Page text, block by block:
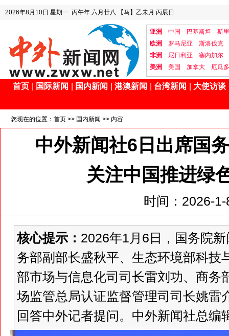
2026年8月10日 星期一 丙午年 六月廿八 【马】乙未月 丙辰日
亚洲 中国 巴基斯坦
斯
欧洲
罗马尼亚
斯洛伐克
非洲
尼日利亚
塞内加尔
美洲
美国 加拿大 厄瓜
首页 国际新闻 国内新闻 港澳新闻 台湾新闻 大使访谈
您现在的位置： 首页 >> 国内新闻 >> 内容
中外新闻社6日出席国
关注中国推进绿
时间：2026-
核心提示： 2026年1月6日，国务院
务部副部长盛秋平、生态环境部科技
部市场与信息化司司长雷刘功、商务
场监管总局认证监督管理司司长姚雷
回答中外记者提问。中外新闻社总编